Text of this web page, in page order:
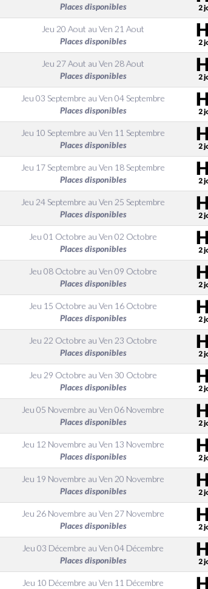
Places disponibles
Jeu 20 Aout au Ven 21 Aout
Places disponibles
Jeu 27 Aout au Ven 28 Aout
Places disponibles
Jeu 03 Septembre au Ven 04 Septembre
Places disponibles
Jeu 10 Septembre au Ven 11 Septembre
Places disponibles
Jeu 17 Septembre au Ven 18 Septembre
Places disponibles
Jeu 24 Septembre au Ven 25 Septembre
Places disponibles
Jeu 01 Octobre au Ven 02 Octobre
Places disponibles
Jeu 08 Octobre au Ven 09 Octobre
Places disponibles
Jeu 15 Octobre au Ven 16 Octobre
Places disponibles
Jeu 22 Octobre au Ven 23 Octobre
Places disponibles
Jeu 29 Octobre au Ven 30 Octobre
Places disponibles
Jeu 05 Novembre au Ven 06 Novembre
Places disponibles
Jeu 12 Novembre au Ven 13 Novembre
Places disponibles
Jeu 19 Novembre au Ven 20 Novembre
Places disponibles
Jeu 26 Novembre au Ven 27 Novembre
Places disponibles
Jeu 03 Décembre au Ven 04 Décembre
Places disponibles
Jeu 10 Décembre au Ven 11 Décembre